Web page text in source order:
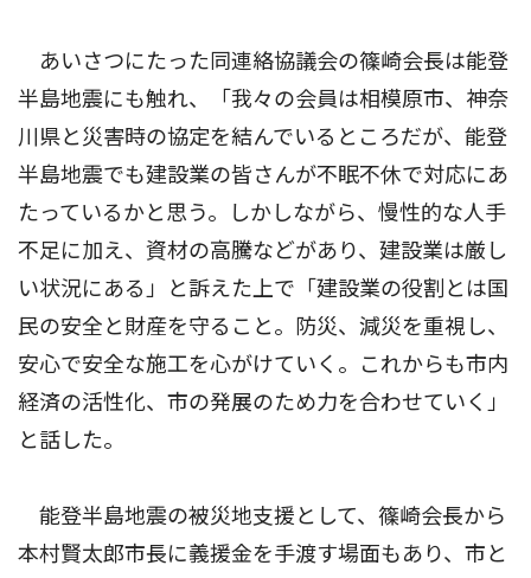
あいさつにたった同連絡協議会の篠崎会長は能登
半島地震にも触れ、「我々の会員は相模原市、神奈
川県と災害時の協定を結んでいるところだが、能登
半島地震でも建設業の皆さんが不眠不休で対応にあ
たっているかと思う。しかしながら、慢性的な人手
不足に加え、資材の高騰などがあり、建設業は厳し
い状況にある」と訴えた上で「建設業の役割とは国
民の安全と財産を守ること。防災、減災を重視し、
安心で安全な施工を心がけていく。これからも市内
経済の活性化、市の発展のため力を合わせていく」
と話した。
能登半島地震の被災地支援として、篠崎会長から
本村賢太郎市長に義援金を手渡す場面もあり、市と